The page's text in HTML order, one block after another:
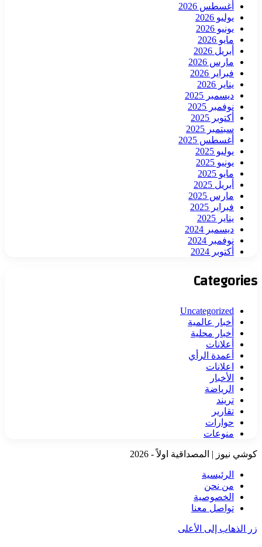
أغسطس 2026
يوليو 2026
يونيو 2026
مايو 2026
أبريل 2026
مارس 2026
فبراير 2026
يناير 2026
ديسمبر 2025
نوفمبر 2025
أكتوبر 2025
سبتمبر 2025
أغسطس 2025
يوليو 2025
يونيو 2025
مايو 2025
أبريل 2025
مارس 2025
فبراير 2025
يناير 2025
ديسمبر 2024
نوفمبر 2024
أكتوبر 2024
Categories
Uncategorized
أخبار عالمية
أخبار محلية
أعلانات
أعمدة الرأي
اعلانات
الأخبار
الرياضة
تريند
تقارير
حوارات
منوعات
كوشي نيوز | المصداقية اولاً - 2026
الرئيسية
من نحن
الخصوصية
تواصل معنا
زر الذهاب إلى الأعلى